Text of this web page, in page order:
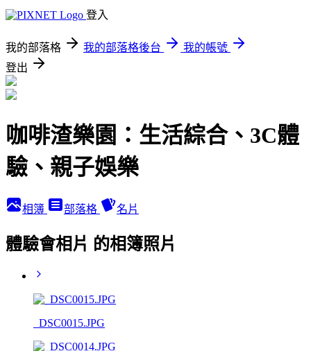
登入
我的部落格 我的部落格後台
我的帳號
登出
咖啡渣樂園：生活綜合、3C體
驗、親子娛樂
相簿 部落格 名片
體驗會相片 的相簿照片
_DSC0015.JPG